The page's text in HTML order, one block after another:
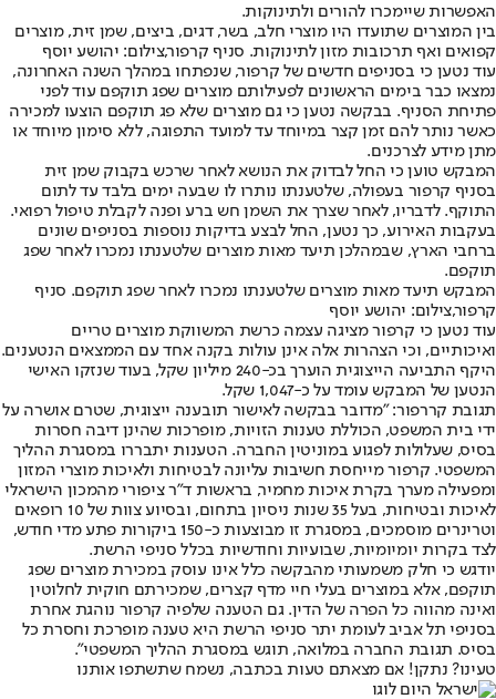
האפשרות שיימכרו להורים ולתינוקות.
בין המוצרים שתועדו היו מוצרי חלב, בשר, דגים, ביצים, שמן זית, מוצרים
קפואים ואף תרכובות מזון לתינוקות. סניף קרפור,צילום: יהושע יוסף
עוד נטען כי בסניפים חדשים של קרפור, שנפתחו במהלך השנה האחרונה,
נמצאו כבר בימים הראשונים לפעילותם מוצרים שפג תוקפם עוד לפני
פתיחת הסניף. בבקשה נטען כי גם מוצרים שלא פג תוקפם הוצעו למכירה
כאשר נותר להם זמן קצר במיוחד עד למועד התפוגה, ללא סימון מיוחד או
מתן מידע לצרכנים.
המבקש טוען כי החל לבדוק את הנושא לאחר שרכש בקבוק שמן זית
בסניף קרפור בעפולה, שלטענתו נותרו לו שבעה ימים בלבד עד לתום
התוקף. לדבריו, לאחר שצרך את השמן חש ברע ופנה לקבלת טיפול רפואי.
בעקבות האירוע, כך נטען, החל לבצע בדיקות נוספות בסניפים שונים
ברחבי הארץ, שבמהלכן תיעד מאות מוצרים שלטענתו נמכרו לאחר שפג
תוקפם.
המבקש תיעד מאות מוצרים שלטענתו נמכרו לאחר שפג תוקפם. סניף
קרפור,צילום: יהושע יוסף
עוד נטען כי קרפור מציגה עצמה כרשת המשווקת מוצרים טריים
ואיכותיים, וכי הצהרות אלה אינן עולות בקנה אחד עם הממצאים הנטענים.
היקף התביעה הייצוגית הוערך בכ-240 מיליון שקל, בעוד שנזקו האישי
הנטען של המבקש עומד על כ-1,047 שקל.
תגובת קררפור: ״מדובר בבקשה לאישור תובענה ייצוגית, שטרם אושרה על
ידי בית המשפט, הכוללת טענות הזויות, מופרכות שהינן דיבה חסרות
בסיס, שעלולות לפגוע במוניטין החברה. הטענות יתבררו במסגרת ההליך
המשפטי. קרפור מייחסת חשיבות עליונה לבטיחות ולאיכות מוצרי המזון
ומפעילה מערך בקרת איכות מחמיר, בראשות ד”ר ציפורי מהמכון הישראלי
לאיכות ובטיחות, בעל 35 שנות ניסיון בתחום, ובסיוע צוות של 10 רופאים
וטרינרים מוסמכים, במסגרת זו מבוצעות כ-150 ביקורות פתע מדי חודש,
לצד בקרות יומיומיות, שבועיות וחודשיות בכלל סניפי הרשת.
יודגש כי חלק משמעותי מהבקשה כלל אינו עוסק במכירת מוצרים שפג
תוקפם, אלא במוצרים בעלי חיי מדף קצרים, שמכירתם חוקית לחלוטין
ואינה מהווה כל הפרה של הדין. גם הטענה שלפיה קרפור נוהגת אחרת
בסניפי תל אביב לעומת יתר סניפי הרשת היא טענה מופרכת וחסרת כל
בסיס. תגובת החברה במלואה, תוגש במסגרת ההליך המשפטי״.
טעינו? נתקן! אם מצאתם טעות בכתבה, נשמח שתשתפו אותנו